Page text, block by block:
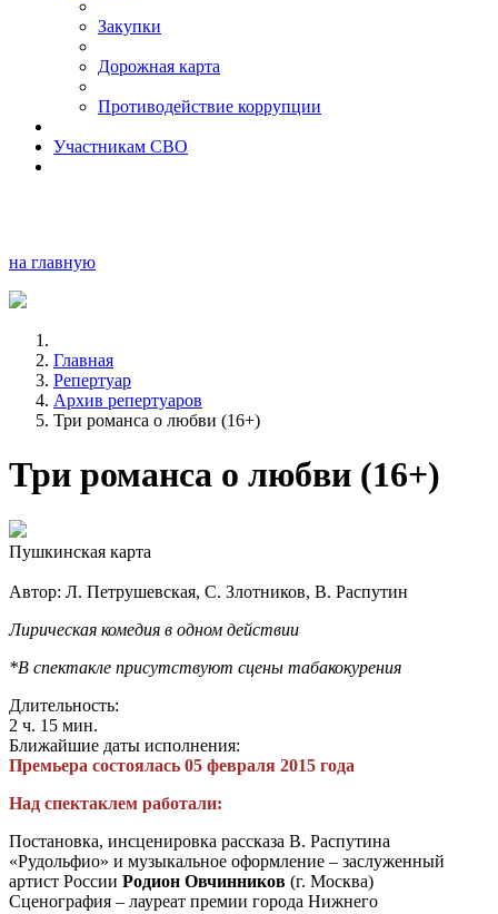
Закупки
Дорожная карта
Противодействие коррупции
Участникам СВО
на главную
Главная
Репертуар
Архив репертуаров
Три романса о любви (16+)
Три романса о любви (16+)
Пушкинская карта
Автор: Л. Петрушевская, С. Злотников, В. Распутин
Лирическая комедия в одном действии
*В спектакле присутствуют сцены табакокурения
Длительность:
2 ч. 15 мин.
Ближайшие даты исполнения:
Премьера состоялась 05 февраля 2015 года
Над спектаклем работали:
Постановка, инсценировка рассказа В. Распутина
«Рудольфио» и музыкальное оформление – заслуженный
артист России Родион Овчинников (г. Москва)
Сценография – лауреат премии города Нижнего